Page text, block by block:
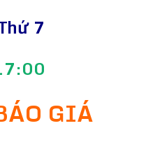
7
GIÁ